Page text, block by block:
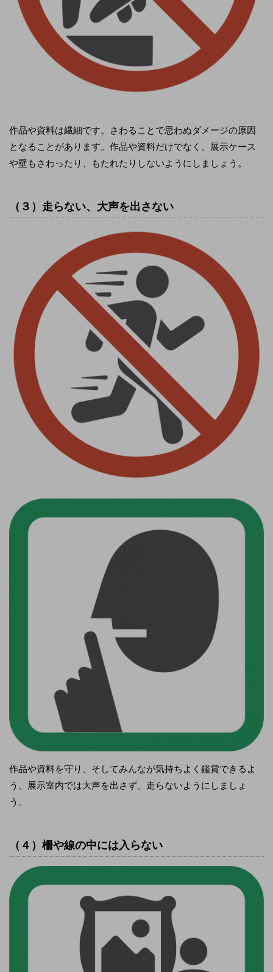
作品や資料は繊細です。さわることで思わぬダメージの原因
となることがあります。作品や資料だけでなく、展示ケース
や壁もさわったり、もたれたりしないようにしましょう。
（３）走らない、大声を出さない
作品や資料を守り、そしてみんなが気持ちよく鑑賞できるよ
う、展示室内では大声を出さず、走らないようにしましょ
う。
（４）柵や線の中には入らない